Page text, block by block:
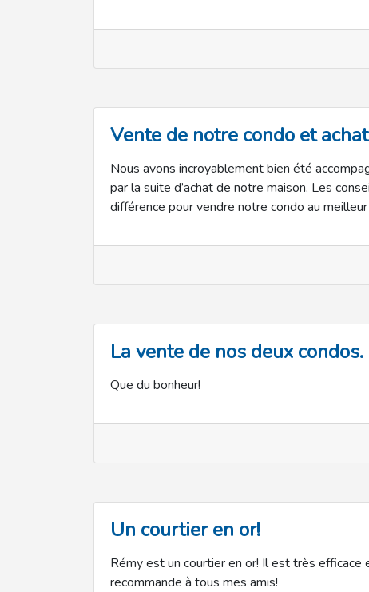
Vente de notre condo et
Nous avons incroyablement bien été
par la suite d’achat de notre maison. Les
différence pour vendre notre condo au meilleur
La vente de nos deux condos.
Que du bonheur!
Un courtier en or!
Rémy est un courtier en or! Il est très efficace
recommande à tous mes amis!